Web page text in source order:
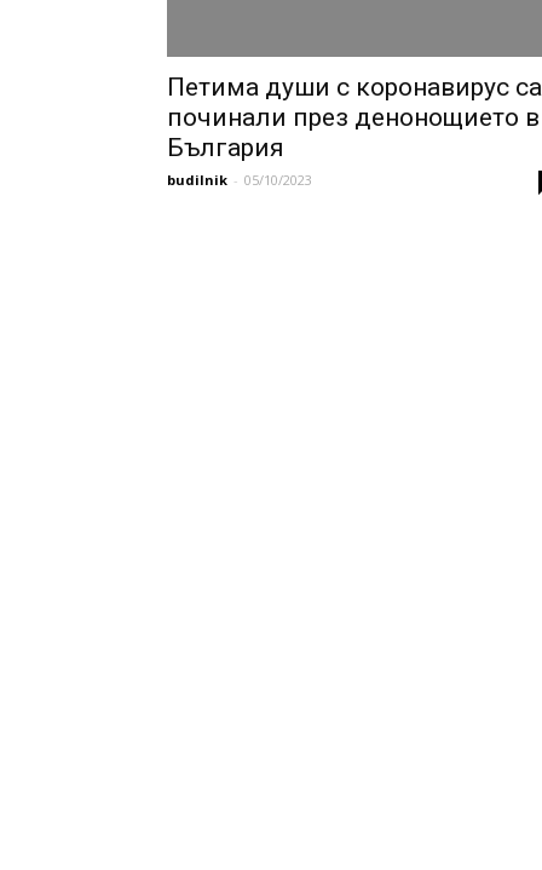
Петима души с коронавирус са
починали през денонощието в
България
budilnik - 05/10/2023